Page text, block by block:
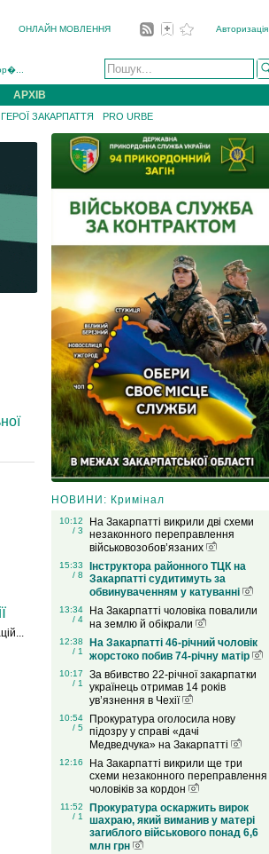
ОНЛАЙН МОВЛЕННЯ Авторизація
АРХІВ
ГЕРОЇ ЗАКАРПАТТЯ PRO URBE
НОВИНИ: Кримінал
10:12
/ 3
На Закарпатті викрили дві схеми
незаконного переправлення
військовозобов’язаних
15:33
/ 8
Інструктора районного ТЦК на
Закарпатті судитимуть за
обвинуваченням у катуванні
13:34
/ 4
На Закарпатті чоловіка повалили
на землю й обікрали
12:38
/ 1
На Закарпатті 46-річний чоловік
жорстоко побив 74-річну матір
10:17
/ 1
За вбивство 22-річної закарпатки
українець отримав 14 років
ув’язнення в Чехії
10:54
/ 5
Прокуратура оголосила нову
підозру у справі «дачі
Медведчука» на Закарпатті
12:16
На Закарпатті викрили ще три
схеми незаконного переправлення
чоловіків за кордон
11:52
/ 1
Прокуратура оскаржить вирок
шахраю, який виманив у матері
загиблого військового понад 6,6
млн грн